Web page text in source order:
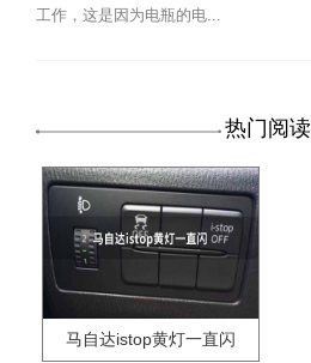
工作，这是因为电瓶的电...
热门阅读
马自达istop黄灯一直闪